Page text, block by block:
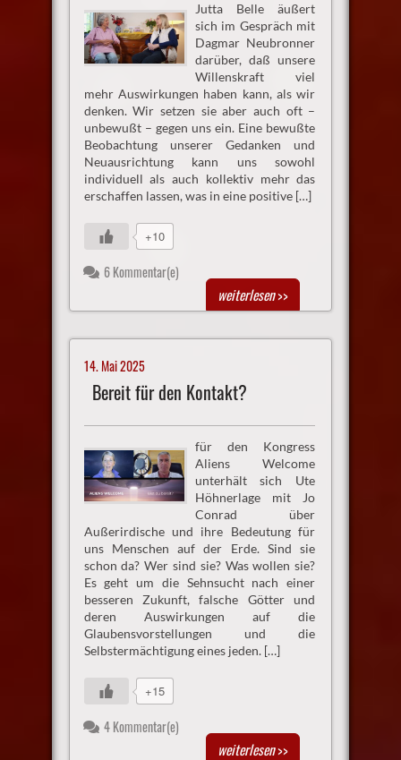
Jutta Belle äußert
sich im Gespräch mit
Dagmar Neubronner
darüber, daß unsere
Willenskraft viel
mehr Auswirkungen haben kann, als wir
denken. Wir setzen sie aber auch oft –
unbewußt – gegen uns ein. Eine bewußte
Beobachtung unserer Gedanken und
Neuausrichtung kann uns sowohl
individuell als auch kollektiv mehr das
erschaffen lassen, was in eine positive […]
+10
6 Kommentar(e)
weiterlesen>>
14. Mai 2025
Bereit für den Kontakt?
für den Kongress
Aliens Welcome
unterhält sich Ute
Höhnerlage mit Jo
Conrad über
Außerirdische und ihre Bedeutung für
uns Menschen auf der Erde. Sind sie
schon da? Wer sind sie? Was wollen sie?
Es geht um die Sehnsucht nach einer
besseren Zukunft, falsche Götter und
deren Auswirkungen auf die
Glaubensvorstellungen und die
Selbstermächtigung eines jeden. […]
+15
4 Kommentar(e)
weiterlesen>>